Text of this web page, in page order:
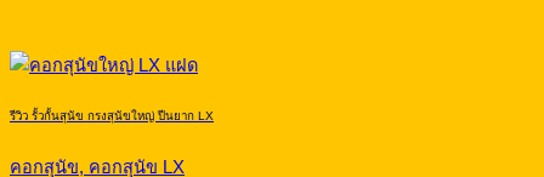
รีวิว รั้วกั้นสุนัข กรงสุนัขใหญ่ ปีนยาก LX
คอกสุนัข, คอกสุนัข LX